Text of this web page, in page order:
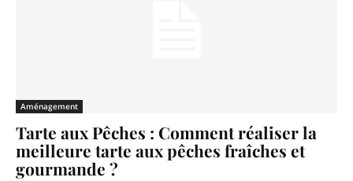
Aménagement
Tarte aux Pêches : Comment réaliser la
meilleure tarte aux pêches fraîches et
gourmande ?